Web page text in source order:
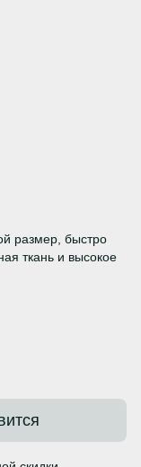
размер, быстро
ткань и высокое